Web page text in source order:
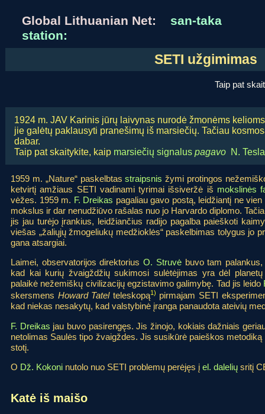
Global Lithuanian Net: san-taka
station:
SETI
Taip pat
1924 m. JAV Karinis jūrų laivynas nurodė žmonėms
jie galėtų paklausyti pranešimų iš marsiečių. Tačiau
dabar.
Taip pat skaitykite, kaip marsiečių signalus pagavo N. Tesla
1959 m. „Nature“ paskelbtasstraipsnis žymi protingos
ketvirtį amžiaus SETI vadinami tyrimai išsiveržė iš mokslinės
vėžes. 1959 m. F. Dreikas pagaliau gavo postą, leidžiantį ne
mokslus ir dar nenudžiūvo rašalas nuo jo Harvardo diplomo.
jis jau turėjo įrankius, leidžiančius radijo pagalba paieškoti
viešas „žaliųjų žmogeliukų medžioklės“ paskelbimas tolygus jo
gana atsargiai.
Laimei, observatorijos direktoriusO. Struvėbuvo tam palankus,
kad kai kurių žvaigždžių sukimosi sulėtėjimas yra dėl
palaikė nežemiškų civilizacijų egzistavimo galimybę. Tad jis leido
skersmens Howard Tatelteleskopą1) pirmajam SETI
kad niekas nesakytų, kad valstybinė įranga panaudota ateivių
F. Dreikas jau buvo pasirengęs. Jis žinojo, kokiais dažniais
netolimas Saulės tipo žvaigždes. Jis susikūrė paieškos
stotį.
O Dž. Kokoni nutolo nuo SETI problemų perėjęs į el. dalelių sritį
Katė iš maišo